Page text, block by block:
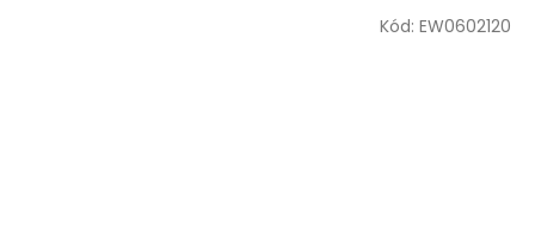
Kód: EW0602120